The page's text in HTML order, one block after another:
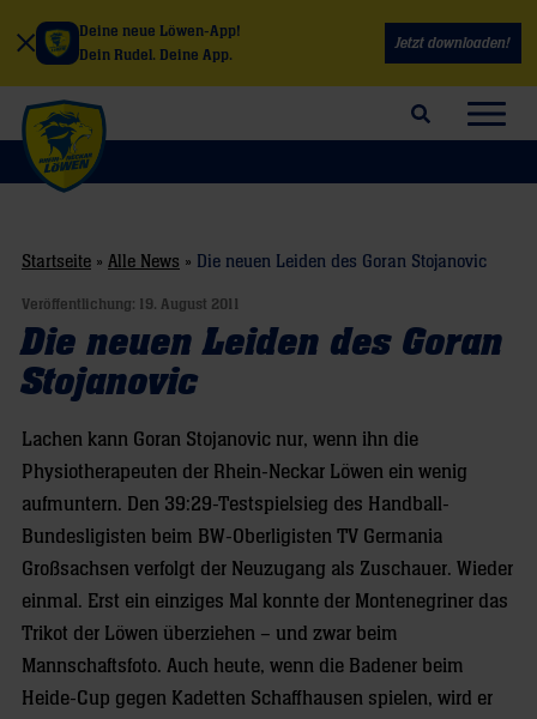
Deine neue Löwen-App!
Dein Rudel. Deine App.
Jetzt downloaden!
Suchfeld öffnen
Startseite » Alle News » Die neuen Leiden des Goran Stojanovic
Veröffentlichung: 19. August 2011
Die neuen Leiden des Goran
Stojanovic
Lachen kann Goran Stojanovic nur, wenn ihn die
Physiotherapeuten der Rhein-Neckar Löwen ein wenig
aufmuntern. Den 39:29-Testspielsieg des Handball-
Bundesligisten beim BW-Oberligisten TV Germania
Großsachsen verfolgt der Neuzugang als Zuschauer. Wieder
einmal. Erst ein einziges Mal konnte der Montenegriner das
Trikot der Löwen überziehen – und zwar beim
Mannschaftsfoto. Auch heute, wenn die Badener beim
Heide-Cup gegen Kadetten Schaffhausen spielen, wird er